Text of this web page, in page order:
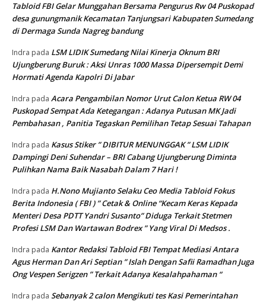
Tabloid FBI Gelar Munggahan Bersama Pengurus Rw 04 Puskopad
desa gunungmanik Kecamatan Tanjungsari Kabupaten Sumedang
di Dermaga Sunda Nagreg bandung
Indra pada LSM LIDIK Sumedang Nilai Kinerja Oknum BRI
Ujungberung Buruk : Aksi Unras 1000 Massa Dipersempit Demi
Hormati Agenda Kapolri Di Jabar
Indra pada Acara Pengambilan Nomor Urut Calon Ketua RW 04
Puskopad Sempat Ada Ketegangan : Adanya Putusan MK Jadi
Pembahasan , Panitia Tegaskan Pemilihan Tetap Sesuai Tahapan
Indra pada Kasus Stiker ” DIBITUR MENUNGGAK ” LSM LIDIK
Dampingi Deni Suhendar – BRI Cabang Ujungberung Diminta
Pulihkan Nama Baik Nasabah Dalam 7 Hari !
Indra pada H.Nono Mujianto Selaku Ceo Media Tabloid Fokus
Berita Indonesia ( FBI ) ” Cetak & Online “Kecam Keras Kepada
Menteri Desa PDTT Yandri Susanto” Diduga Terkait Stetmen
Profesi LSM Dan Wartawan Bodrex ” Yang Viral Di Medsos .
Indra pada Kantor Redaksi Tabloid FBI Tempat Mediasi Antara
Agus Herman Dan Ari Septian ” Islah Dengan Safii Ramadhan Juga
Ong Vespen Serigzen ” Terkait Adanya Kesalahpahaman “
Indra pada Sebanyak 2 calon Mengikuti tes Kasi Pemerintahan